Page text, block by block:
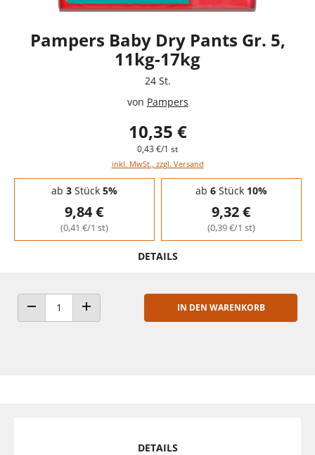
Pampers Baby Dry Pants Gr. 5,
11kg-17kg
24 St.
von Pampers
10,35 €
0,43 €/1 st
inkl. MwSt., zzgl. Versand
Staffelpreise - Mengenrabatt
ab 3Stück 5%
9,84 €
(0,41 €/1 st)
ab 6Stück 10%
9,32 €
(0,39 €/1 st)
DETAILS
ANZAHL VERRINGERNANZAHL ERHÖHEN
IN DEN WARENKORB
DETAILS